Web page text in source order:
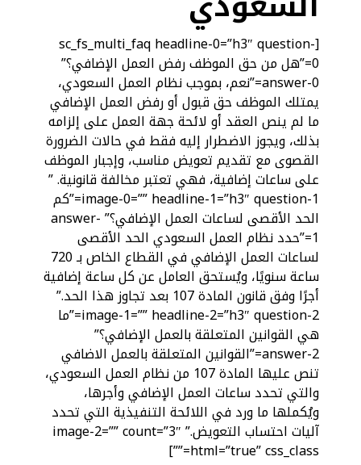
[sc_fs_multi_faq headline-0=”h3″ question-
0=”هل من حق الموظف رفض العمل الإضافي؟”
answer-0=”نعم، بموجب نظام العمل السعودي،
يمتلك الموظف حق قبول أو رفض العمل الإضافي
ما لم ينص العقد أو لائحة جهة العمل على إلزامه
بذلك، ويجوز الاضطرار إليه فقط في حالات الضرورة
القصوى مع تقديم تعويض مناسب، وإجبار الموظف
على ساعات إضافية، فهي تعتبر مخالفة قانونية. ”
image-0=”” headline-1=”h3″ question-1=”كم
الحد الأقصى لساعات العمل الإضافي؟” answer-
1=”حدد نظام العمل السعودي الحد الأقصى
لساعات العمل الإضافي في القطاع الخاص بـ 720
ساعة سنويًا، ويُستحق العامل عن كل ساعة إضافية
أجرًا وفق قانون المادة 107 بعد تجاوز هذا الحد.”
image-1=”” headline-2=”h3″ question-2=”ما
هي القوانين المتعلقة بالعمل الإضافي؟”
answer-2=”القوانين المتعلقة بالعمل الاضافي
تنص عليها المادة 107 من نظام العمل السعودي،
والتي تحدد ساعات العمل الإضافي وأجرها،
ويُكملها ما ورد في اللائحة التنفيذية التي تحدد
آليات احتساب التعويض.” image-2=”” count=”3″
html=”true” css_class=””]